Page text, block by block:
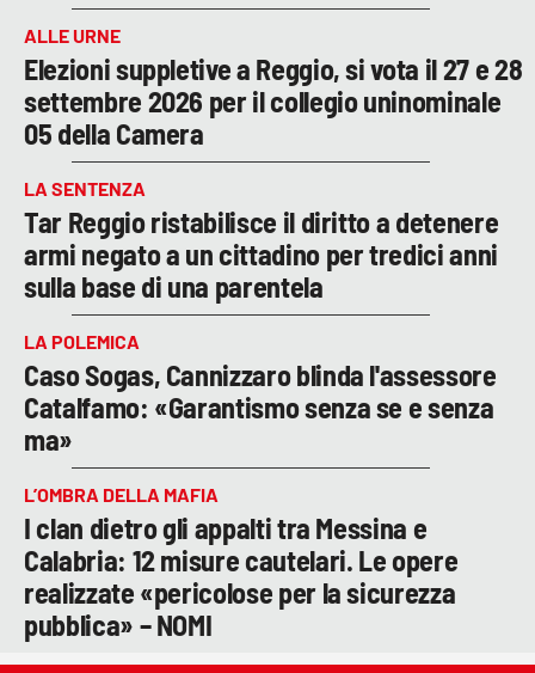
ALLE URNE
Elezioni suppletive a Reggio, si vota il 27 e 28
settembre 2026 per il collegio uninominale
05 della Camera
LA SENTENZA
Tar Reggio ristabilisce il diritto a detenere
armi negato a un cittadino per tredici anni
sulla base di una parentela
LA POLEMICA
Caso Sogas, Cannizzaro blinda l'assessore
Catalfamo: «Garantismo senza se e senza
ma»
L’OMBRA DELLA MAFIA
I clan dietro gli appalti tra Messina e
Calabria: 12 misure cautelari. Le opere
realizzate «pericolose per la sicurezza
pubblica» – NOMI